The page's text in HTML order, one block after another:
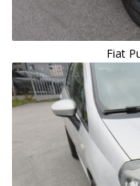
Fiat